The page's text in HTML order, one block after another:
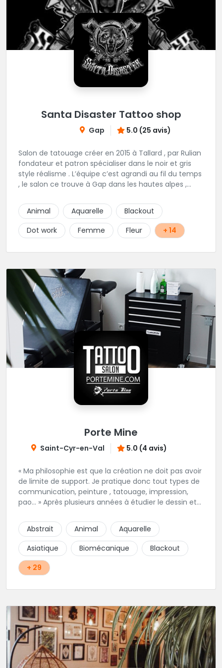
Santa Disaster Tattoo shop
Gap 5.0 (25 avis)
Salon de tatouage créer en 2015 à Tallard , par Rulian
fondateur et patron spécialiser dans le noir et gris
style réalisme . L’équipe c’est agrandi au fil du temps
, le salon ce trouve à Gap dans les hautes alpes ,
distinct et différent , noir et gris , couleur , réalisme ,
trad , neotrad etc
Animal Aquarelle
Blackout
Dot work
Femme Fleur + 14
Porte Mine
Saint-Cyr-en-Val 5.0 (4 avis)
« Ma philosophie est que la création ne doit pas avoir
de limite de support. Je pratique donc tout types de
communication, peinture , tatouage, impression,
pao… » Après plusieurs années à étudier le dessin et
salon. Dans le respect des règles d’hygiènes, Nicolas
vous conseille, réalise vos dessins et tatouage pour
votre plaisir dans une ambiance décontractée.
Abstrait Animal
Aquarelle
Asiatique
Biomécanique
Blackout
+ 29